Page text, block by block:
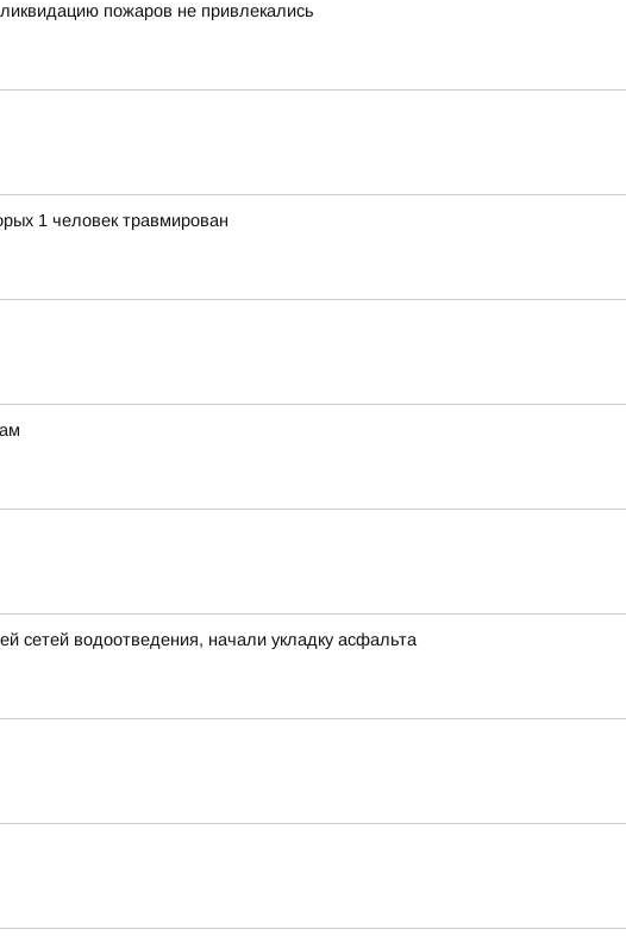
пожаров не привлекались
1 человек травмирован
сетей водоотведения, начали укладку асфальта